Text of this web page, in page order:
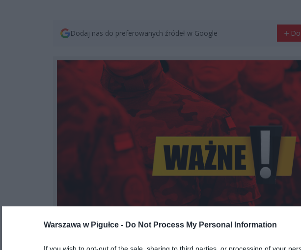
Warszawa w Pigułce - Do Not Process My Personal Information
If you wish to opt-out of the sale, sharing to third parties, or processing of your
Dodaj nas do preferowanych źródeł w Google
Fot. Warszawa w Pigułce / Shutterstock